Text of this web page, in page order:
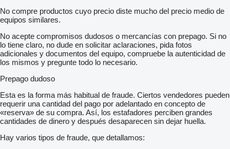
No compre productos cuyo precio diste mucho del precio medio de
equipos similares.
No acepte compromisos dudosos o mercancías con prepago. Si no
lo tiene claro, no dude en solicitar aclaraciones, pida fotos
adicionales y documentos del equipo, compruebe la autenticidad de
los mismos y pregunte todo lo necesario.
Prepago dudoso
Esta es la forma más habitual de fraude. Ciertos vendedores pueden
requerir una cantidad del pago por adelantado en concepto de
«reserva» de su compra. Así, los estafadores perciben grandes
cantidades de dinero y después desaparecen sin dejar huella.
Hay varios tipos de fraude, que detallamos: